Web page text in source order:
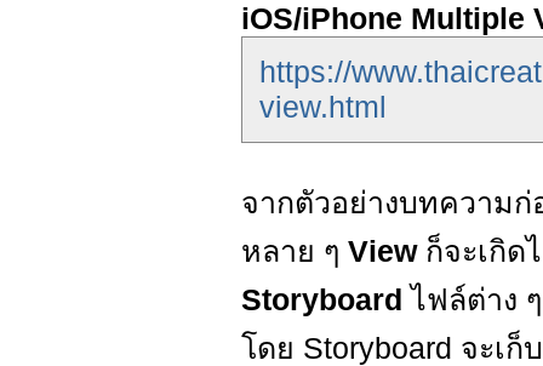
iOS/iPhone Multiple
https://
view.html
จากตัวอย่างบทความ
หลาย ๆ View ก็จะเกิด
Storyboardไฟล์ต่าง
โดย Storyboard จะเ